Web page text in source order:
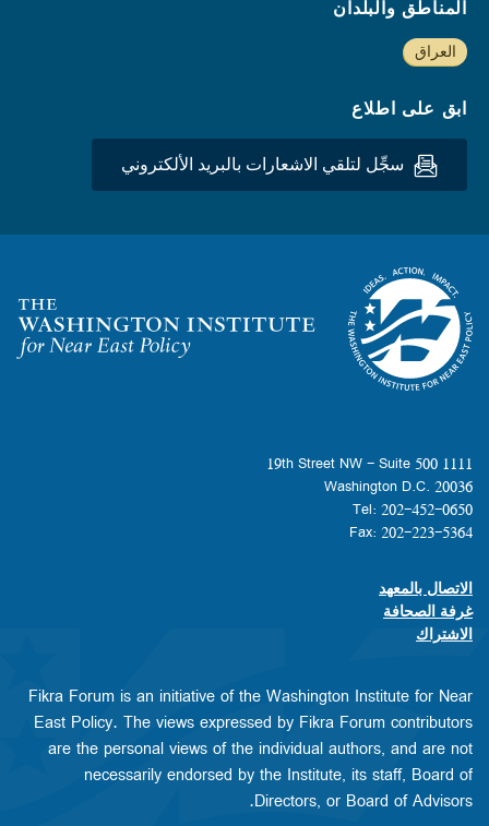
المناطق والبلدان
العراق
ابق على اطلاع
سجِّل لتلقي الاشعارات بالبريد الألكتروني
Homepage
1111 19th Street NW - Suite 500
Washington D.C. 20036
Tel: 202-452-0650
Fax: 202-223-5364
Footer contact links
الاتصال بالمعهد
غرفة الصحافة
الاشتراك
Fikra Forum is an initiative of the Washington Institute for Near
East Policy. The views expressed by Fikra Forum contributors
are the personal views of the individual authors, and are not
necessarily endorsed by the Institute, its staff, Board of
Directors, or Board of Advisors.​​